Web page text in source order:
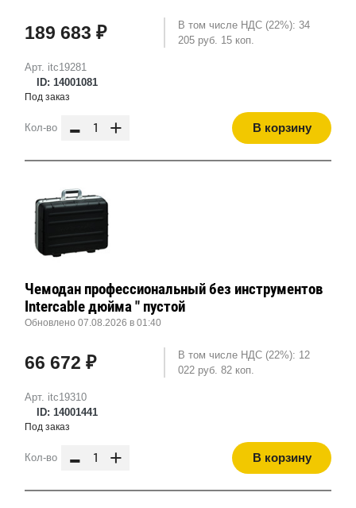
Арт. itc19281
ID: 14001081
189 683 ₽
В том числе НДС (22%): 34
205 руб. 15 коп.
Под заказ
Кол-во - + В корзину
Арт. itc19310
ID: 14001441
Чемодан профессиональный без инструментов
Intercable дюйма " пустой
Обновлено 07.08.2026 в 01:40
66 672 ₽
В том числе НДС (22%): 12
022 руб. 82 коп.
Под заказ
Кол-во - + В корзину